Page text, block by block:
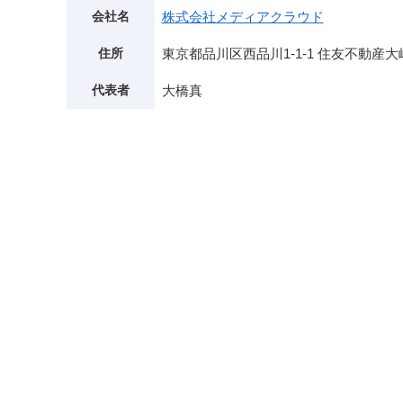
会社名 株式会社メディアクラウド
住所 東京都品川区西品川1-1-1 住友不動産
代表者 大橋真